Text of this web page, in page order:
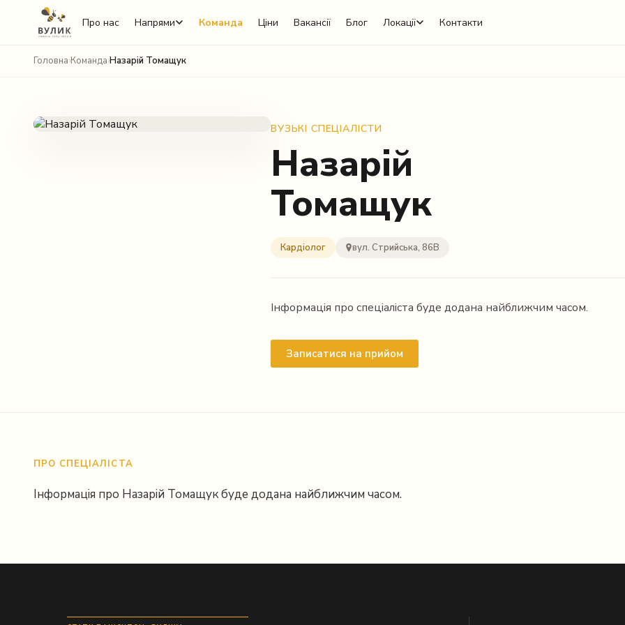
Про нас Напрями Команда Ціни Вакансії Блог Локації Контакти
Головна›Команда›Назарій Томащук
ВУЗЬКІ СПЕЦІАЛІСТИ
Назарій
Томащук
Кардіолог вул. Стрийська, 86В
Інформація про спеціаліста буде додана найближчим часом.
Записатися на прийом
ПРО СПЕЦІАЛІСТА
Інформація про Назарій Томащук буде додана найближчим часом.